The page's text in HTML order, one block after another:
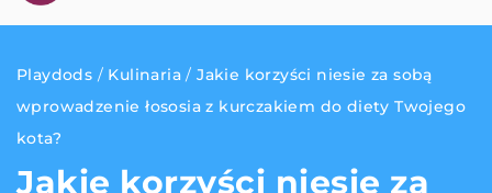
Playdods / Kulinaria /Jakie korzyści niesie za sobą
wprowadzenie łososia z kurczakiem do diety Twojego
kota?
Jakie korzyści niesie za